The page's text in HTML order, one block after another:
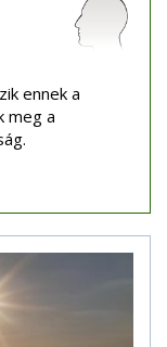
ennek a
meg a